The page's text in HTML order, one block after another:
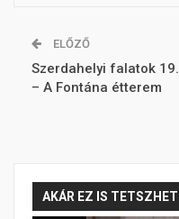
ELŐZŐ
Szerdahelyi falatok 19.
– A Fontána étterem
AKÁR EZ IS TETSZHET